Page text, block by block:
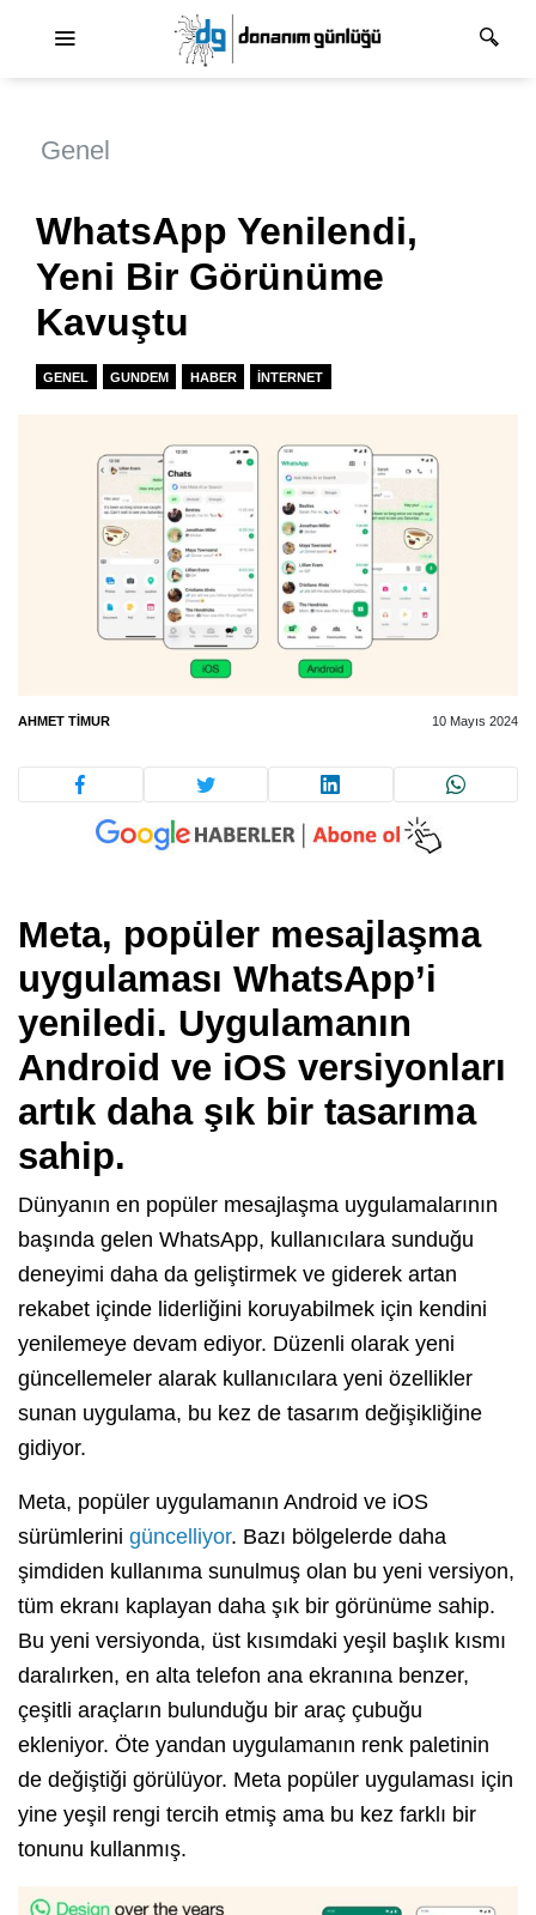
Genel
WhatsApp Yenilendi,
Yeni Bir Görünüme
Kavuştu
GENEL GUNDEM HABER İNTERNET
AHMET TIMUR 10 Mayıs 2024
Meta, popüler mesajlaşma
uygulaması WhatsApp’i
yeniledi. Uygulamanın
Android ve iOS versiyonları
artık daha şık bir tasarıma
sahip.
Dünyanın en popüler mesajlaşma uygulamalarının
başında gelen WhatsApp, kullanıcılara sunduğu
deneyimi daha da geliştirmek ve giderek artan
rekabet içinde liderliğini koruyabilmek için kendini
yenilemeye devam ediyor. Düzenli olarak yeni
güncellemeler alarak kullanıcılara yeni özellikler
sunan uygulama, bu kez de tasarım değişikliğine
gidiyor.
Meta, popüler uygulamanın Android ve iOS
sürümlerini güncelliyor. Bazı bölgelerde daha
şimdiden kullanıma sunulmuş olan bu yeni versiyon,
tüm ekranı kaplayan daha şık bir görünüme sahip.
Bu yeni versiyonda, üst kısımdaki yeşil başlık kısmı
daralırken, en alta telefon ana ekranına benzer,
çeşitli araçların bulunduğu bir araç çubuğu
ekleniyor. Öte yandan uygulamanın renk paletinin
de değiştiği görülüyor. Meta popüler uygulaması için
yine yeşil rengi tercih etmiş ama bu kez farklı bir
tonunu kullanmış.